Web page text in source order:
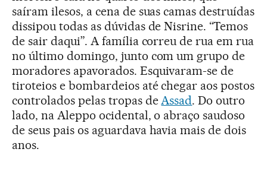
saíram ilesos, a cena de suas camas destruídas
dissipou todas as dúvidas de Nisrine. “Temos
de sair daqui”. A família correu de rua em rua
no último domingo, junto com um grupo de
moradores apavorados. Esquivaram-se de
tiroteios e bombardeios até chegar aos postos
controlados pelas tropas deAssad. Do outro
lado, na Aleppo ocidental, o abraço saudoso
de seus pais os aguardava havia mais de dois
anos.